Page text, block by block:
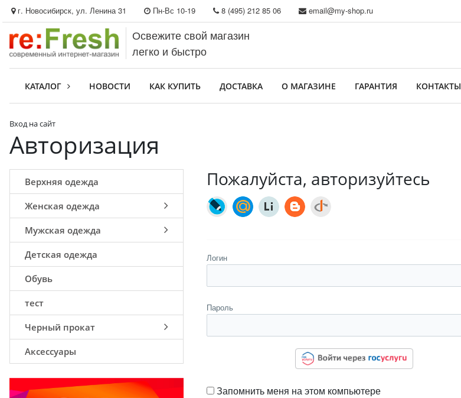
г. Новосибирск, ул. Ленина 31 Пн-Вс 10-19 8 (495) 212 85 06 email@my-shop.ru
Освежите свой магазин
легко и быстро
КАТАЛОГ НОВОСТИ КАК КУПИТЬ ДОСТАВКА О МАГАЗИНЕ ГАРАНТИЯ КОНТАКТЫ
Вход на сайт
Авторизация
Пожалуйста, авторизуйтесь
Логин
Пароль
Запомнить меня на этом компьютере
Верхняя одежда
Женская одежда
Мужская одежда
Детская одежда
Обувь
тест
Черный прокат
Аксессуары